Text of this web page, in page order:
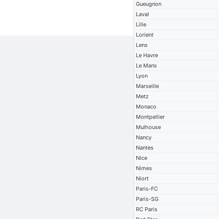
Gueugnon
Laval
Lille
Lorient
Lens
Le Havre
Le Mans
Lyon
Marseille
Metz
Monaco
Montpellier
Mulhouse
Nancy
Nantes
Nice
Nimes
Niort
Paris-FC
Paris-SG
RC Paris